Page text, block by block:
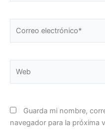
electrónico*
Guarda mi nombre,
navegador para la próxima